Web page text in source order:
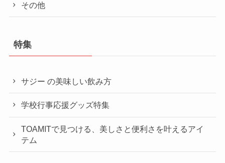
その他
特集
サジー の美味しい飲み方
学校行事応援グッズ特集
TOAMITで見つける、美しさと便利さを叶えるアイ
テム